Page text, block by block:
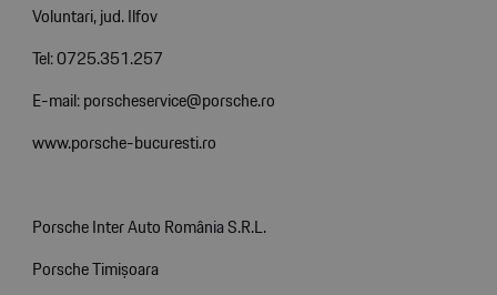
Voluntari, jud. Ilfov
Tel: 0725.351.257
E-mail: porscheservice@porsche.ro
www.porsche-bucuresti.ro
Porsche Inter Auto România S.R.L.
Porsche Timișoara